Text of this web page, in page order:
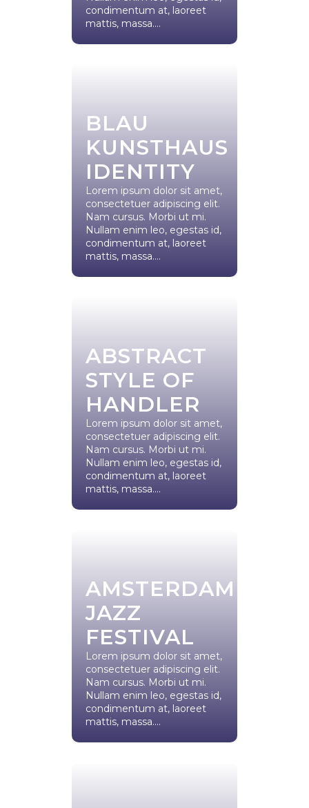
condimentum at, laoreet
mattis, massa....
BLAU
KUNSTHAUS
IDENTITY
Lorem ipsum dolor sit amet,
consectetuer adipiscing elit.
Nam cursus. Morbi ut mi.
Nullam enim leo, egestas id,
condimentum at, laoreet
mattis, massa....
ABSTRACT
STYLE OF
HANDLER
Lorem ipsum dolor sit amet,
consectetuer adipiscing elit.
Nam cursus. Morbi ut mi.
Nullam enim leo, egestas id,
condimentum at, laoreet
mattis, massa....
AMSTERDAM
JAZZ
FESTIVAL
Lorem ipsum dolor sit amet,
consectetuer adipiscing elit.
Nam cursus. Morbi ut mi.
Nullam enim leo, egestas id,
condimentum at, laoreet
mattis, massa....